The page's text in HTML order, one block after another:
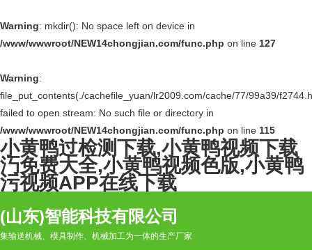
Warning: mkdir(): No space left on device in
/www/wwwroot/NEW14chongjian.com/func.php on line 127
Warning:
file_put_contents(./cachefile_yuan/lr2009.com/cache/77/99a39/
failed to open stream: No such file or directory in
/www/wwwroot/NEW14chongjian.com/func.php on line 115
小黄鸭过检测下载,小黄鸭视频下载
汅免费大全,小黄鸭视频色版,小黄鸭
污视频APP在线下载
(山东)智能科技有限公司
集输送机械、模具制作、机械加工为一体的生产厂家